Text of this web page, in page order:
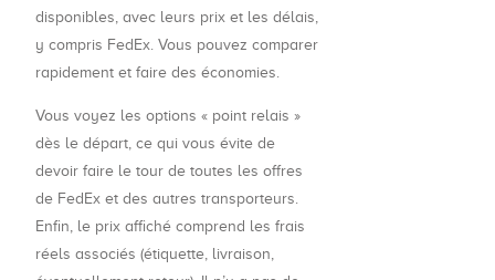
disponibles, avec leurs prix et les délais,
y compris FedEx. Vous pouvez comparer
rapidement et faire des économies.
Vous voyez les options « point relais »
dès le départ, ce qui vous évite de
devoir faire le tour de toutes les offres
de FedEx et des autres transporteurs.
Enfin, le prix affiché comprend les frais
réels associés (étiquette, livraison,